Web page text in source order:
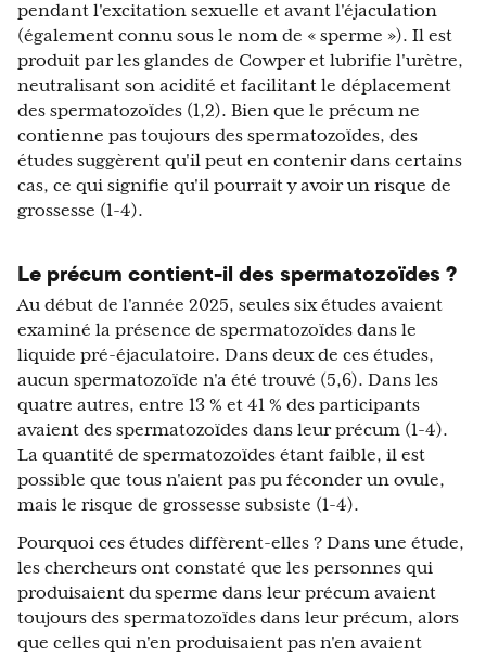
pendant l'excitation sexuelle et avant l'éjaculation
(également connu sous le nom de « sperme »). Il est
produit par les glandes de Cowper et lubrifie l'urètre,
neutralisant son acidité et facilitant le déplacement
des spermatozoïdes (1,2). Bien que le précum ne
contienne pas toujours des spermatozoïdes, des
études suggèrent qu'il peut en contenir dans certains
cas, ce qui signifie qu'il pourrait y avoir un risque de
grossesse (1-4).
Le précum contient-il des spermatozoïdes ?
Au début de l'année 2025, seules six études avaient
examiné la présence de spermatozoïdes dans le
liquide pré-éjaculatoire. Dans deux de ces études,
aucun spermatozoïde n'a été trouvé (5,6). Dans les
quatre autres, entre 13 % et 41 % des participants
avaient des spermatozoïdes dans leur précum (1-4).
La quantité de spermatozoïdes étant faible, il est
possible que tous n'aient pas pu féconder un ovule,
mais le risque de grossesse subsiste (1-4).
Pourquoi ces études diffèrent-elles ? Dans une étude,
les chercheurs ont constaté que les personnes qui
produisaient du sperme dans leur précum avaient
toujours des spermatozoïdes dans leur précum, alors
que celles qui n'en produisaient pas n'en avaient